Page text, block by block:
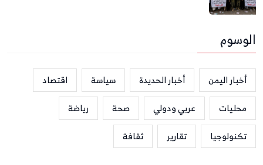
الوسوم
أخبار اليمن أخبار الحديدة سياسة
اقتصاد
محليات
عربي ودولي صحة
رياضة
تكنولوجيا
تقارير ثقافة